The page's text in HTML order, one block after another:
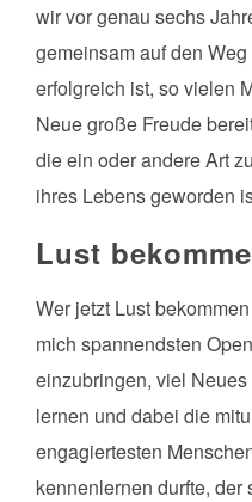
wir vor genau sechs
gemeinsam auf den
erfolgreich ist, so vielen
Neue große Freude
die ein oder andere Art
ihres Lebens geworden
Lust
Wer jetzt Lust
mich spannendsten
einzubringen, viel
lernen und dabei die
engagiertesten
kennenlernen durfte, der